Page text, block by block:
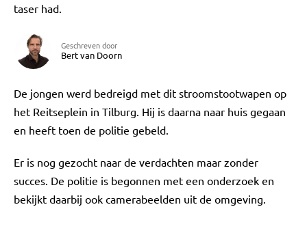
taser had.
Geschreven door
Bert van Doorn
De jongen werd bedreigd met dit stroomstootwapen op
het Reitseplein in Tilburg. Hij is daarna naar huis gegaan
en heeft toen de politie gebeld.
Er is nog gezocht naar de verdachten maar zonder
succes. De politie is begonnen met een onderzoek en
bekijkt daarbij ook camerabeelden uit de omgeving.